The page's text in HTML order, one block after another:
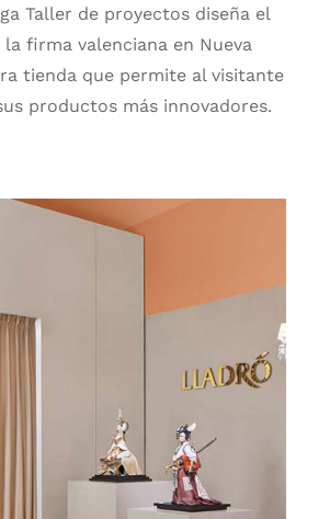
Taller de pro­yec­tos dise­ña el
fir­ma valen­cia­na en Nue­va
tien­da que per­mi­te al visi­tan­te
pro­duc­tos más inno­va­do­res.